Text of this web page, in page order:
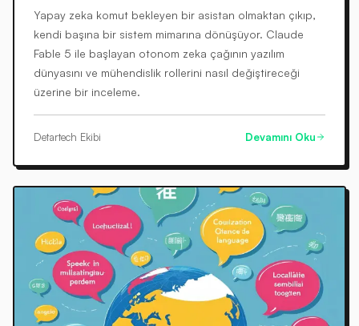
Yapay zeka komut bekleyen bir asistan olmaktan çıkıp,
kendi başına bir sistem mimarına dönüşüyor. Claude
Fable 5 ile başlayan otonom zeka çağının yazılım
dünyasını ve mühendislik rollerini nasıl değiştireceği
üzerine bir inceleme.
Detartech Ekibi Devamını Oku